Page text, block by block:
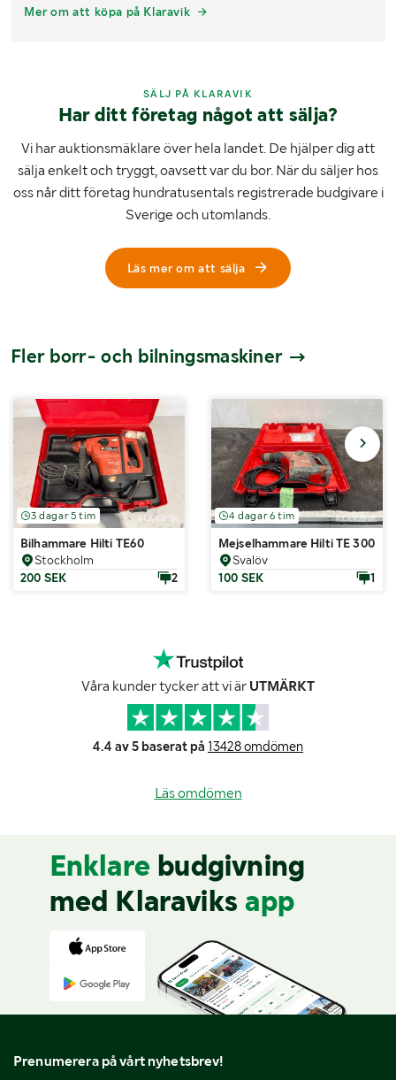
Mer om att köpa på Klaravik
SÄLJ PÅ KLARAVIK
Har ditt företag något att sälja?
Vi har auktionsmäklare över hela landet. De hjälper dig att
sälja enkelt och tryggt, oavsett var du bor. När du säljer hos
oss når ditt företag hundratusentals registrerade budgivare i
Sverige och utomlands.
Läs mer om att sälja
Fler borr- och bilningsmaskiner
3 dagar 5 tim
Bilhammare Hilti TE60
Stockholm
200 SEK
2
4 dagar 6 tim
Mejselhammare Hilti TE 300
Svalöv
100 SEK
1
Våra kunder tycker att vi är UTMÄRKT
4.4 av 5 baserat på 13428 omdömen
Läs omdömen
Enklare budgivning
med Klaraviks app
Prenumerera på vårt nyhetsbrev!